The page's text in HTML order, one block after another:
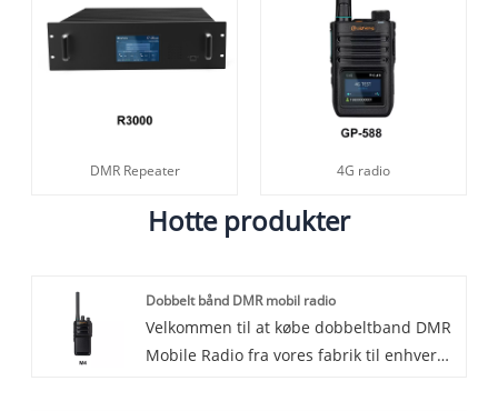
DMR Repeater 4G radio
Hotte produkter
Dobbelt bånd DMR mobil radio
Velkommen til at købe dobbeltband DMR
Mobile Radio fra vores fabrik til enhver